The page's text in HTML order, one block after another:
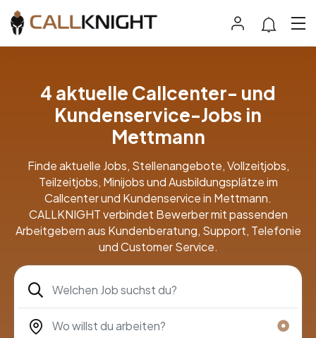
4 aktuelle Callcenter- und
Kundenservice-Jobs in
Mettmann
Finde aktuelle Jobs, Stellenangebote, Vollzeitjobs,
Teilzeitjobs, Minijobs und Ausbildungsplätze im
Callcenter und Kundenservice in Mettmann.
CALLKNIGHT verbindet Bewerber mit passenden
Arbeitgebern aus Kundenberatung, Support, Telefonie
und Customer Service.